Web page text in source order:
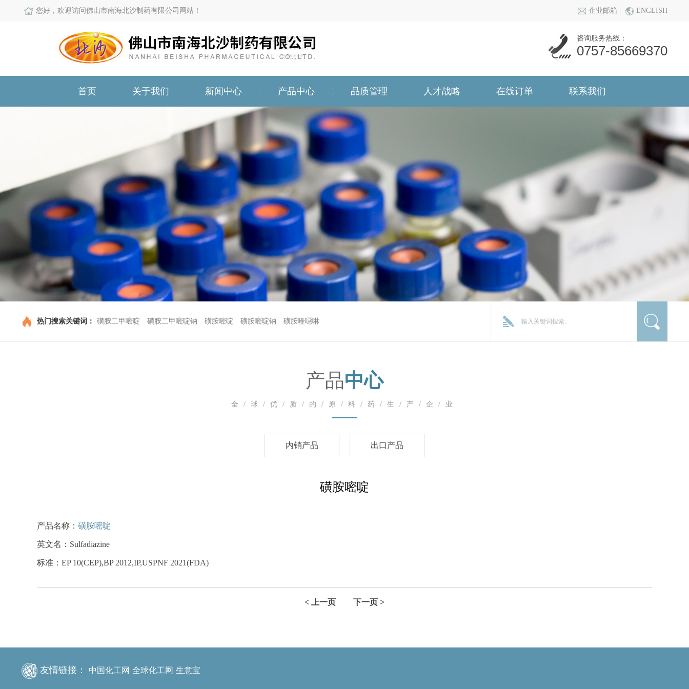
您好，欢迎访问佛山市南海北沙制药有限公司网站！ 企业邮箱 ENGLISH
咨询服务热线：
0757-85669370
首页 关于我们 新闻中心 产品中心 品质管理 人才战略 在线订单 联系我们
热门搜索关键词： 磺胺二甲嘧啶 磺胺二甲嘧啶钠 磺胺嘧啶 磺胺嘧啶钠 磺胺喹噁啉
产品中心
全/球/优/质/的/原/料/药/生/产/企/业
内销产品 出口产品
磺胺嘧啶
产品名称： 磺胺嘧啶
英文名：Sulfadiazine
标准：EP 10(CEP),BP 2012,IP,USPNF 2021(FDA)
< 上一页 下一页 >
友情链接： 中国化工网 全球化工网 生意宝